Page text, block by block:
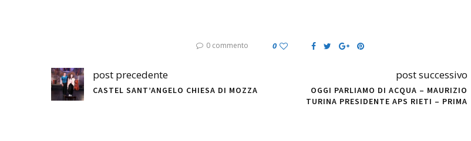
0 commento 0
post precedente
CASTEL SANT’ANGELO CHIESA DI MOZZA
post successivo
OGGI PARLIAMO DI ACQUA – MAURIZIO
TURINA PRESIDENTE APS RIETI – PRIMA